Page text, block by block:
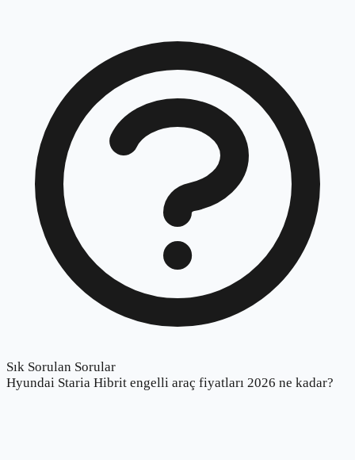
Sık Sorulan Sorular
Hyundai Staria Hibrit engelli araç fiyatları 2026 ne kadar?